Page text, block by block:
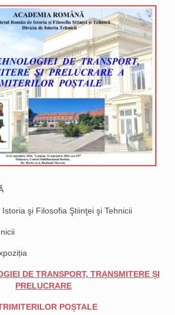
şi Filosofia Ştiinţei şi Tehnicii
DE TRANSPORT, TRANSMITERE ȘI
PRELUCRARE
POȘTALE